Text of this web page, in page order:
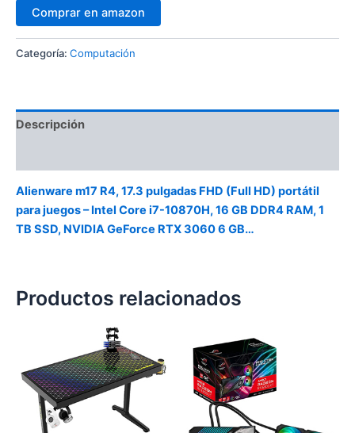
Comprar en amazon
Categoría: Computación
Descripción
Alienware m17 R4, 17.3 pulgadas FHD (Full HD) portátil
para juegos – Intel Core i7-10870H, 16 GB DDR4 RAM, 1
TB SSD, NVIDIA GeForce RTX 3060 6 GB…
Productos relacionados